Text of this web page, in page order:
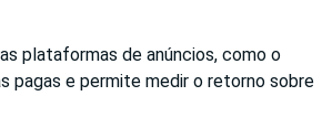
plataformas de anúncios, como o
pagas e permite medir o retorno sobre